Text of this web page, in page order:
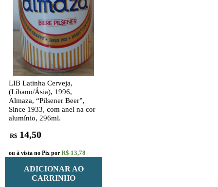
LIB Latinha Cerveja,
(Líbano/Ásia), 1996,
Almaza, “Pilsener Beer”,
Since 1933, com anel na cor
alumínio, 296ml.
R$ 14,50
ou à vista no Pix por R$ 13,78
ADICIONAR AO
CARRINHO